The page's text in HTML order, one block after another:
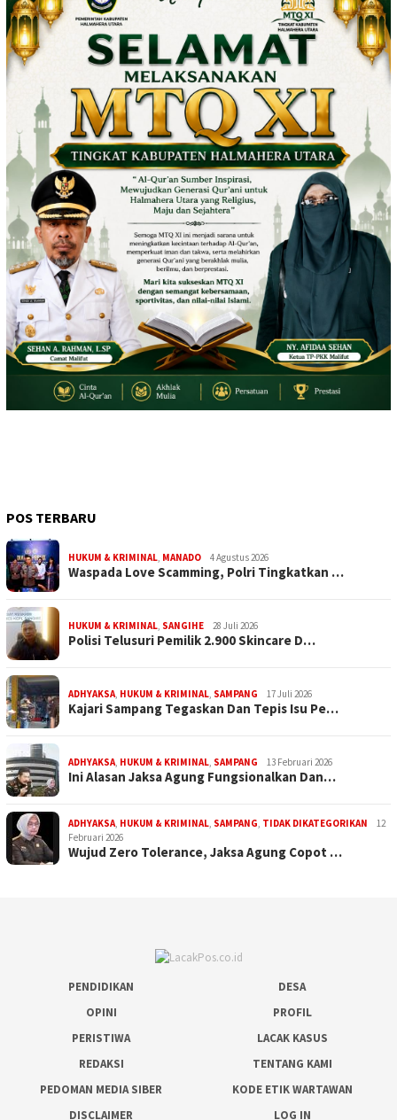
POS TERBARU
HUKUM & KRIMINAL MANADO 4 Agustus 2026
Waspada Love Scamming, Polri Tingkatkan …
HUKUM & KRIMINAL SANGIHE 28 Juli 2026
Polisi Telusuri Pemilik 2.900 Skincare D…
ADHYAKSA HUKUM & KRIMINAL SAMPANG 17 Juli 2026
Kajari Sampang Tegaskan Dan Tepis Isu Pe…
ADHYAKSA HUKUM & KRIMINAL SAMPANG 13 Februari 2026
Ini Alasan Jaksa Agung Fungsionalkan Dan…
ADHYAKSA HUKUM & KRIMINAL SAMPANG TIDAK DIKATEGORIKAN
12
Februari 2026
Wujud Zero Tolerance, Jaksa Agung Copot …
PENDIDIKAN
DESA
OPINI
PROFIL
PERISTIWA
LACAK KASUS
REDAKSI
TENTANG KAMI
PEDOMAN MEDIA SIBER
KODE ETIK WARTAWAN
DISCLAIMER
LOG IN